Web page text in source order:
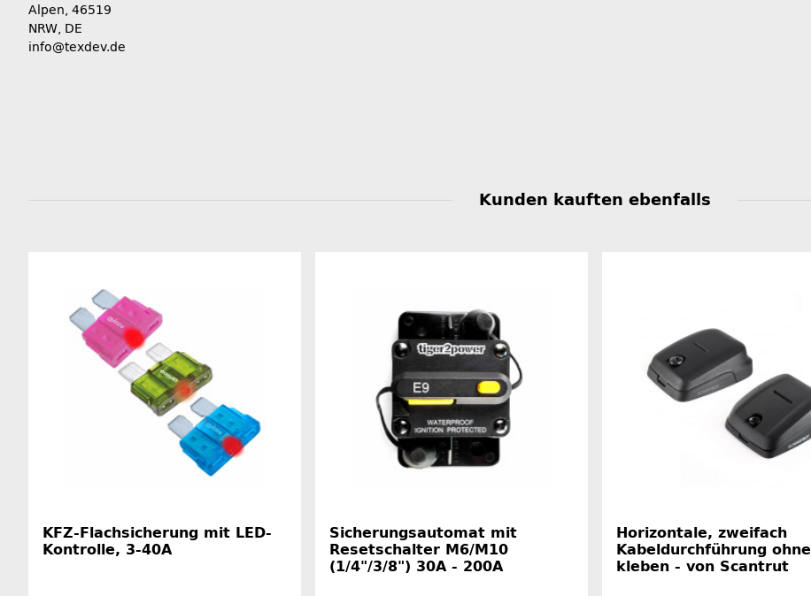
Alpen, 46519
NRW, DE
info@texdev.de
Kunden kauften ebenfalls
KFZ-Flachsicherung mit LED-
Kontrolle, 3-40A
Sicherungsautomat mit
Resetschalter M6/M10
(1/4"/3/8") 30A - 200A
Horizontale, zweifach
Kabeldurchführung ohne
kleben - von Scantrut